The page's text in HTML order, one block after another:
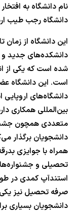
نام دانشگاه به
دانشگاه رجب طیب
این دانشگاه از
دانشکده‌های جدید و
شده است که یکی از
است. این دانشگاه
دانشگاه‌های
بین‌المللی همکاری
متعددی همچون
دانشجویان برگذار
همراه با جوایزی
تحصیلی و
استندآپ کمدی در
صرفه تحصیل نیز یکی
دانشجویان بسیاری